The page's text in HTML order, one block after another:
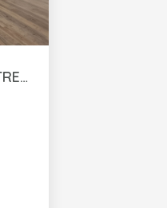
A LOUER LANNILIS CENTRE VILLE T3 AVEC GARAGE